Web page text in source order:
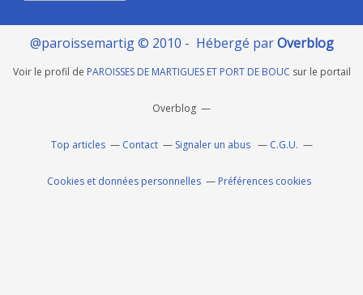
@paroissemartig © 2010 - Hébergé parOverblog
Voir le profil de PAROISSES DE MARTIGUES ET PORT DE BOUC sur le portail
Overblog
Top articles Contact Signaler un abus C.G.U.
Cookies et données personnelles Préférences cookies